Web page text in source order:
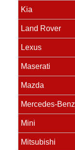
Kia
Land Rover
Lexus
Maserati
Mazda
Mercedes-Benz
Mini
Mitsubishi